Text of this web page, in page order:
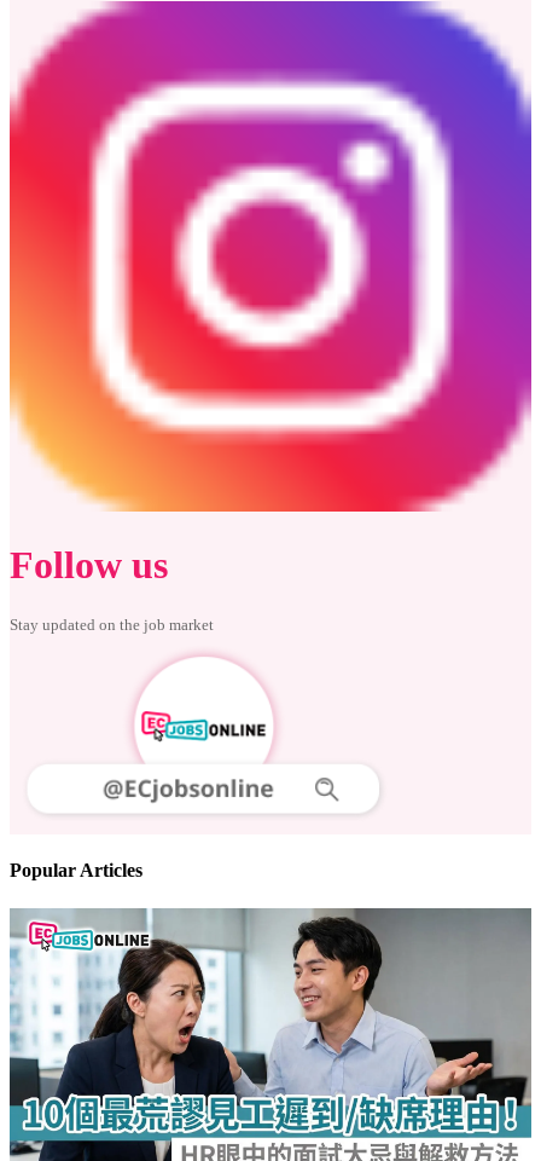
Follow us
Stay updated on the job market
Popular Articles